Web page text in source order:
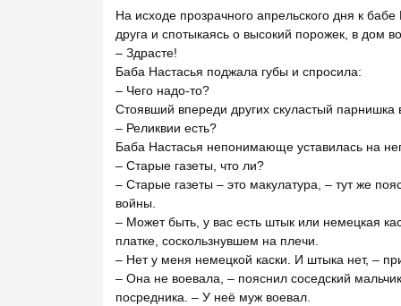
На исходе прозрачного апрельского дня к
друга и спотыкаясь о высокий порожек, в дом
– Здрасте!
Баба Настасья поджала губы и спросила:
– Чего надо-то?
Стоявший впереди других скуластый парнишка
– Реликвии есть?
Баба Настасья непонимающе уставилась на
– Старые газеты, что ли?
– Старые газеты – это макулатура, – тут же
войны.
– Может быть, у вас есть штык или немецкая
платке, соскользнувшем на плечи.
– Нет у меня немецкой каски. И штыка нет, –
– Она не воевала, – пояснил соседский
посредника. – У неё муж воевал.